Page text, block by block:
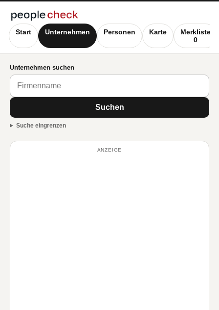
Start Unternehmen Personen Karte
Merkliste
0
Unternehmen suchen
Suchen
Suche eingrenzen
ANZEIGE